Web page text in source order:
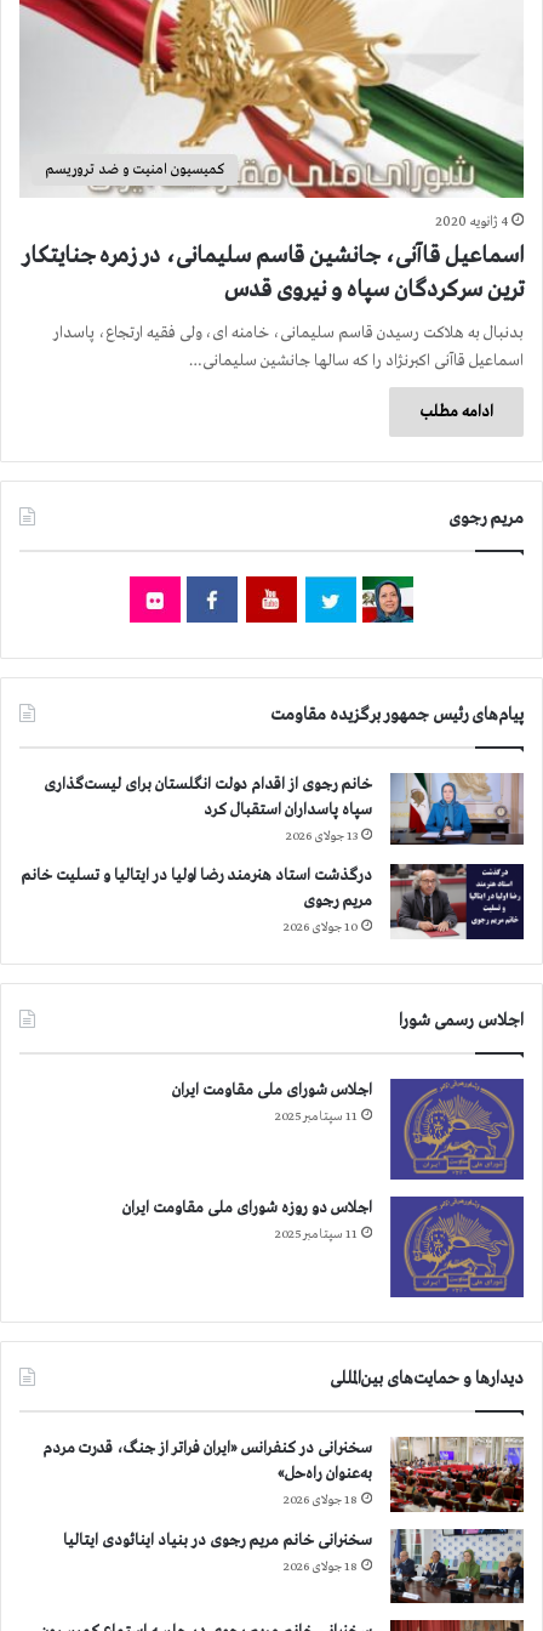
کمیسیون امنیت و ضد تروریسم
4 ژانویه 2020
اسماعیل قاآنی، جانشین قاسم سلیمانی، در زمره جنایتکار
ترین سرکردگان سپاه و نیروی قدس
بدنبال به هلاکت رسیدن قاسم سلیمانی، خامنه ای، ولی فقیه ارتجاع، پاسدار
اسماعیل قاآنی اکبرنژاد را که سالها جانشین سلیمانی…
ادامه مطلب
مریم رجوی
پیام‌های رئیس جمهور برگزیده مقاومت
خانم رجوی از اقدام دولت انگلستان برای لیست‌گذاری
سپاه پاسداران استقبال کرد
13 جولای 2026
درگذشت استاد هنرمند رضا اولیا در ایتالیا و تسلیت خانم
مریم رجوی
10 جولای 2026
اجلاس رسمی شورا
اجلاس شورای ملی مقاومت ایران
11 سپتامبر 2025
اجلاس دو روزه شورای ملی مقاومت ایران
11 سپتامبر 2025
دیدارها و حمایت‌های بین‌المللی
سخنرانی در کنفرانس «ایران فراتر از جنگ، قدرت مردم
به‌عنوان راه‌حل»
18 جولای 2026
سخنرانی خانم مریم رجوی در بنیاد اینائودی ایتالیا
18 جولای 2026